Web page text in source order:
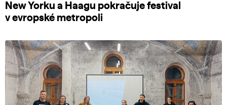
New Yorku a Haagu pokračuje festival
v evropské metropoli